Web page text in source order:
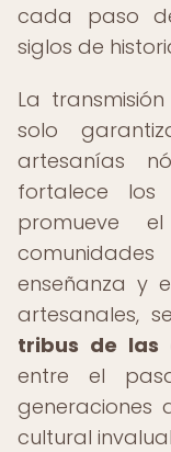
cada paso
siglos de
La
solo
artesanías
fortalece los
promueve
enseñanza y
artesanales,
tribus de las
entre el
generaciones
cultural